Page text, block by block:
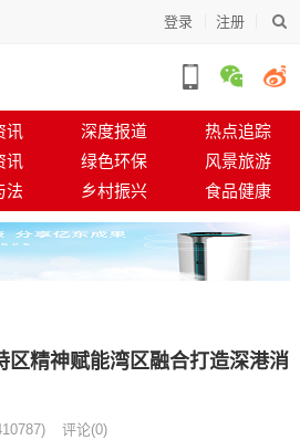
登录 注册
讯 深度报道
热点追踪
讯 绿色环保
风景旅游
法 乡村振兴 食品健康
区精神赋能湾区融合打造深港消
评论(0)